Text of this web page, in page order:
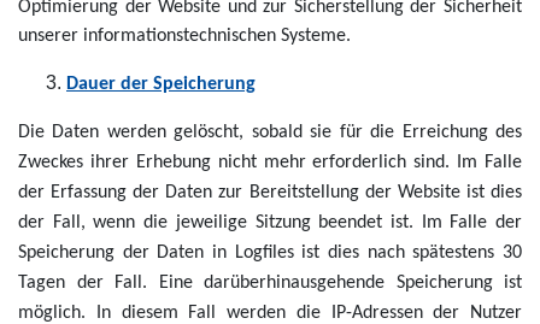
Optimierung der Website und zur Sicherstellung der Sicherheit
unserer informationstechnischen Systeme.
Dauer der Speicherung
Die Daten werden gelöscht, sobald sie für die Erreichung des
Zweckes ihrer Erhebung nicht mehr erforderlich sind. Im Falle
der Erfassung der Daten zur Bereitstellung der Website ist dies
der Fall, wenn die jeweilige Sitzung beendet ist. Im Falle der
Speicherung der Daten in Logfiles ist dies nach spätestens 30
Tagen der Fall. Eine darüberhinausgehende Speicherung ist
möglich. In diesem Fall werden die IP-Adressen der Nutzer